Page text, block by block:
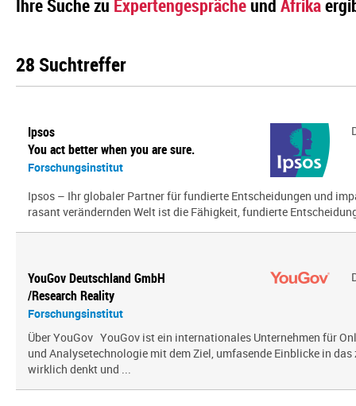
Ihre Suche zu Expertengesprächeund Afrika
28 Suchtreffer
Ipsos
You act better when you are sure.
Forschungsinstitut
Ipsos – Ihr globaler Partner für fundierte Entscheidungen und
rasant verändernden Welt ist die Fähigkeit, fundierte
YouGov Deutschland GmbH
/Research Reality
Forschungsinstitut
Über YouGov YouGov ist ein internationales Unternehmen für
und Analysetechnologie mit dem Ziel, umfasende Einblicke in das
wirklich denkt und ...